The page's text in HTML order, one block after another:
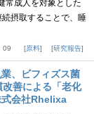
常成人を対象とした
摂取することで、睡
09 原料 研究報告
、ビフィズス菌
善による「老化
式会社Rhelixa